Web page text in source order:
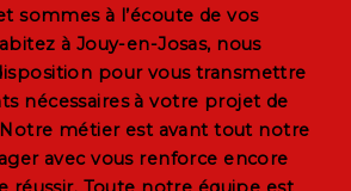
sommes à l’écoute de vos
à Jouy-en-Josas, nous
pour vous transmettre
nécessaires à votre projet de
métier est avant tout notre
avec vous renforce encore